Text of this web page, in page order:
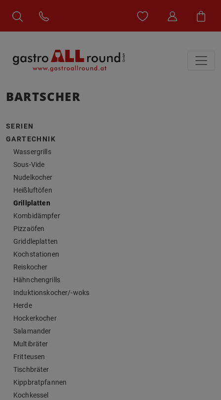
BARTSCHER
SERIEN
GARTECHNIK
Wassergrills
Sous-Vide
Nudelkocher
Heißluftöfen
Grillplatten
Kombidämpfer
Pizzaöfen
Griddleplatten
Kochstationen
Reiskocher
Hähnchengrills
Induktionskocher/-woks
Herde
Hockerkocher
Salamander
Multibräter
Fritteusen
Tischbräter
Kippbratpfannen
Kochkessel